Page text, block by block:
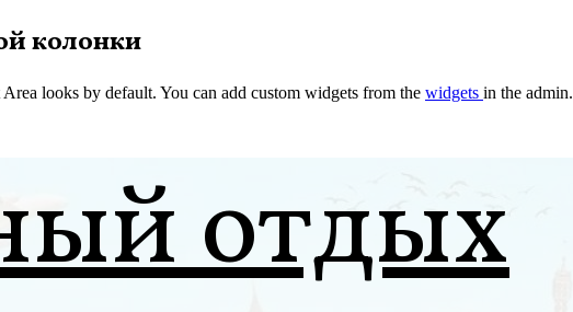
колонки
looks by default. You can add custom widgets from the widgets in the admin.
отдых